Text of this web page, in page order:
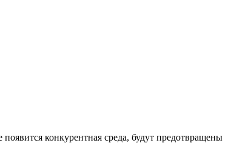
конкурентная среда, будут предотвращены